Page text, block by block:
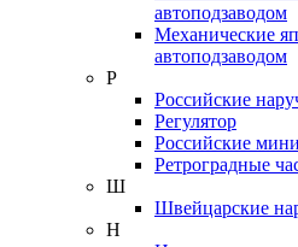
автоподзаводом
Механические
автоподзаводом
Р
Российские
Регулятор
Российские
Ретроградные
Ш
Швейцарские
Н